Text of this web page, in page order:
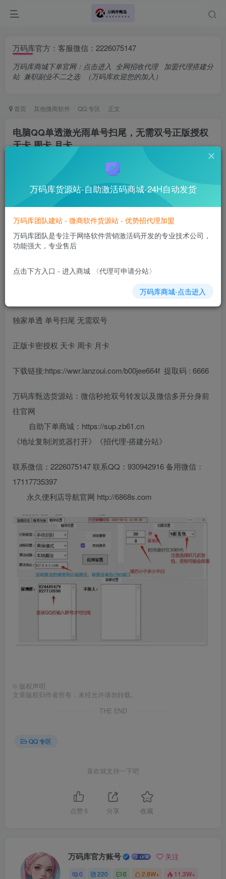
万码库官方：客服微信：2226075147
万码库商城下单官网： 点击进入 全网招收代理
加盟代理搭建分
站 兼职副业不二之选 （万码库欢迎您的加入）
首页 其他微商软件 QQ 专区 正文
电脑QQ单透激光雨单号扫尾，无需双号正版授权
天卡 周卡 月卡
万码库官方账号
0 103
better late than never.
只要开始，虽晚不迟
QQ单透激光雨
支持扫雷玩法 支持中间抢
独家单透 单号扫尾 无需双号
正版卡密授权 天卡 周卡 月卡
下载链接:https://wwr.lanzoui.com/b00jee664f 提取码 : 6666
万码库甄选货源站：微信秒抢双号转发以及微信多开分身前
往官网
自助下单商城：https://sup.zb61.cn
《地址复制浏览器打开》《招代理-搭建分站》
联系微信：2226075147 联系QQ：930942916 备用微信：
17117735397
永久便利店导航官网 http://6868s.com
© 版权声明
文章版权归作者所有，未经允许请勿转载。
THE END
QQ 专区
喜欢就支持一下吧
点赞 5 分享 收藏
万码库官方账号 关注
0 220 0 2.8W+ 11.3W+
万码库货源站-自助激活码商城-24H自动发货
万码库团队建站 - 微商软件货源站 - 优势招代理加盟
万码库团队是专注于网络软件营销激活码开发的专业技术公司，
功能强大，专业售后
点击下方入口 - 进入商城 〈代理可申请分站〉
万码库商城-点击进入